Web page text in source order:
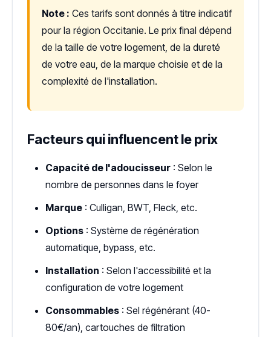
Note : Ces tarifs sont donnés à titre indicatif
pour la région Occitanie. Le prix final dépend
de la taille de votre logement, de la dureté
de votre eau, de la marque choisie et de la
complexité de l'installation.
Facteurs qui influencent le prix
Capacité de l'adoucisseur : Selon le
nombre de personnes dans le foyer
Marque : Culligan, BWT, Fleck, etc.
Options : Système de régénération
automatique, bypass, etc.
Installation : Selon l'accessibilité et la
configuration de votre logement
Consommables : Sel régénérant (40-
80€/an), cartouches de filtration